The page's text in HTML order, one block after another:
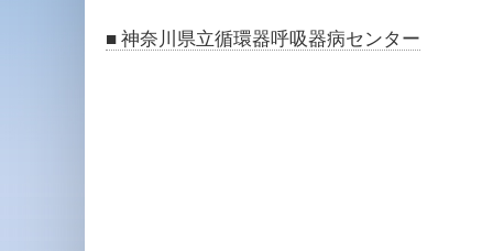
■ 神奈川県立循環器呼吸器病センター